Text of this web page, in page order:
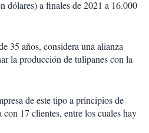
dólares) a finales de 2021 a 16.000
35 años, considera una alianza
la producción de tulipanes con la
de este tipo a principios de
17 clientes, entre los cuales hay